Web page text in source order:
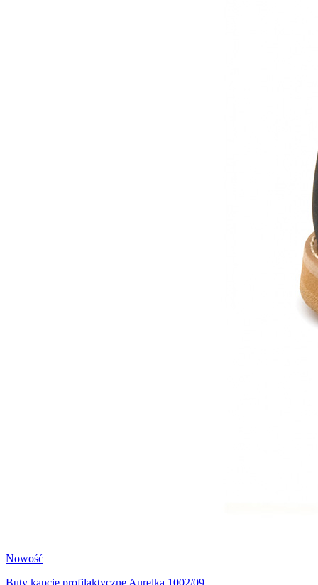
Nowość
Buty kapcie profilaktyczne Aurelka 1002/09